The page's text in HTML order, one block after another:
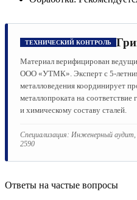
ТЕХНИЧЕСКИЙ КОНТРОЛЬ
Материал верифицирован
ООО «УТМК». Эксперт с 5-
металловедения координирует
металлопроката на
и химическому составу сталей.
Специализация: Инженерный
2590
Ответы на частые вопросы